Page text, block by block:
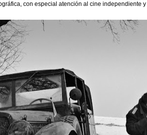
con especial atención al cine independiente